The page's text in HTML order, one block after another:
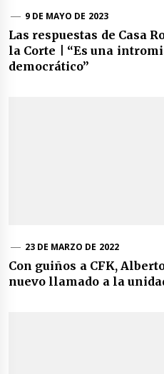
9 DE MAYO DE 2023
Las respuestas de Casa
la Corte | “Es una
democrático”
23 DE MARZO DE 2022
Con guiños a CFK,
nuevo llamado a la